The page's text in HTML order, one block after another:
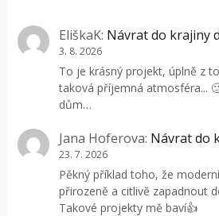
EliškaK: Návrat do krajiny
3. 8. 2026
To je krásný projekt, úplně z
taková příjemná atmosféra...
dům…
Jana Hoferova: Návrat do
23. 7. 2026
Pěkný příklad toho, že
přirozeně a citlivě zapadnout
Takové projekty mě baví👍